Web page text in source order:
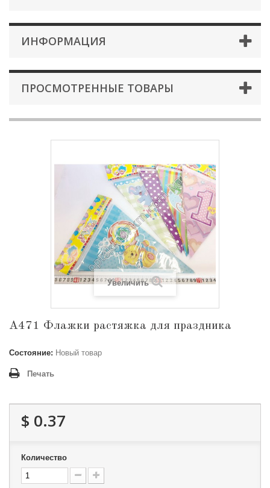
ИНФОРМАЦИЯ
ПРОСМОТРЕННЫЕ ТОВАРЫ
Увеличить
A471 Флажки растяжка для праздника
Состояние: Новый товар
Печать
$ 0.37
Количество